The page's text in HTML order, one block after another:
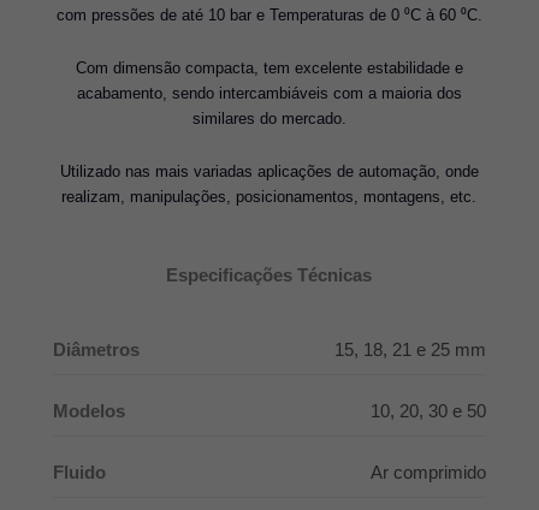
com pressões de até 10 bar e Temperaturas de 0 ⁰C à 60 ⁰C.
Com dimensão compacta, tem excelente estabilidade e
acabamento, sendo intercambiáveis com a maioria dos
similares do mercado.
Utilizado nas mais variadas aplicações de automação, onde
realizam, manipulações, posicionamentos, montagens, etc.
Especificações Técnicas
Diâmetros 15, 18, 21 e 25 mm
Modelos 10, 20, 30 e 50
Fluido Ar comprimido